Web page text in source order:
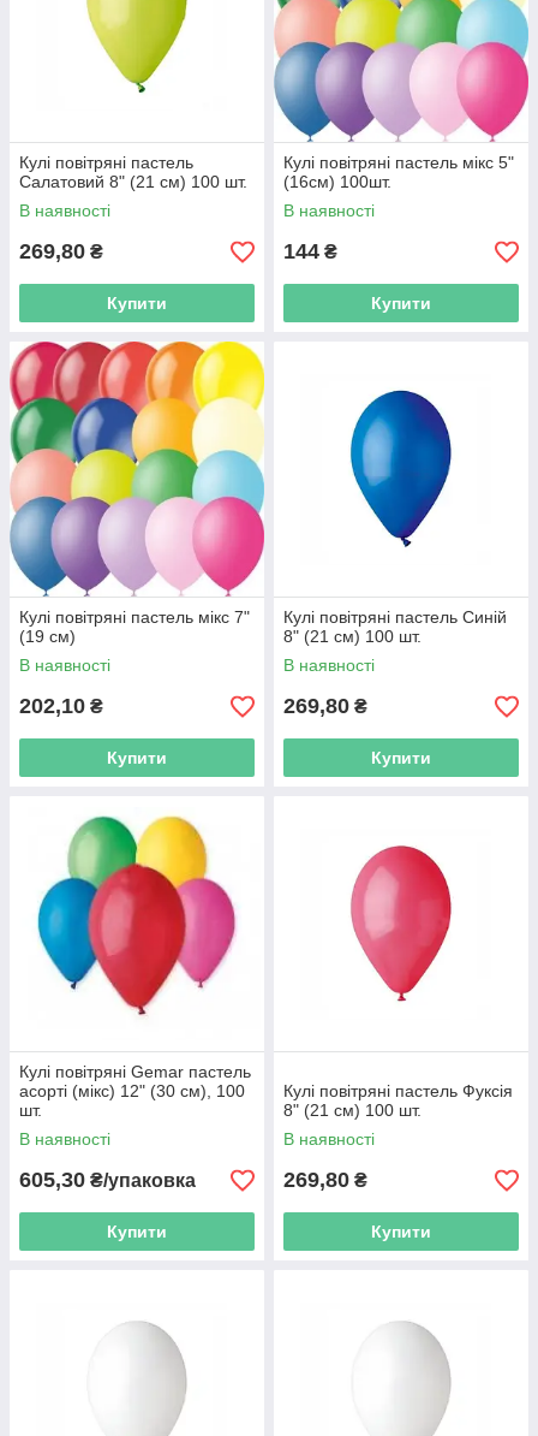
Кулі повітряні пастель
Салатовий 8" (21 см) 100 шт.
В наявності
269,80 ₴
Купити
Кулі повітряні пастель мікс 5"
(16см) 100шт.
В наявності
144 ₴
Купити
Кулі повітряні пастель мікс 7"
(19 см)
В наявності
202,10 ₴
Купити
Кулі повітряні пастель Синій
8" (21 см) 100 шт.
В наявності
269,80 ₴
Купити
Кулі повітряні Gemar пастель
асорті (мікс) 12" (30 см), 100
шт.
В наявності
605,30 ₴/упаковка
Купити
Кулі повітряні пастель Фуксія
8" (21 см) 100 шт.
В наявності
269,80 ₴
Купити